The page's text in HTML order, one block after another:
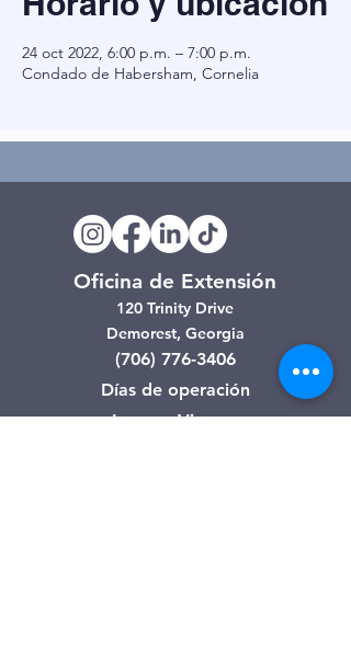
24 oct 2022, 6:00 p.m. – 7:00 p.m.
Condado de Habersham, Cornelia
Oficina de Extensión
120 Trinity Drive
Demorest, Georgia
(706) 776-3406
Días de operación
Lunes – Viernes